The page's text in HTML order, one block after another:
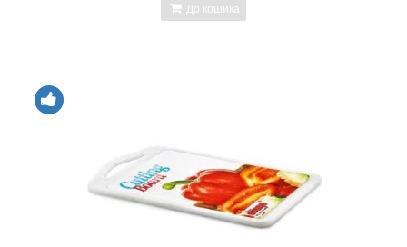
До кошика